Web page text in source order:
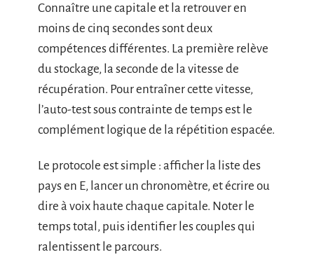
Connaître une capitale et la retrouver en
moins de cinq secondes sont deux
compétences différentes. La première relève
du stockage, la seconde de la vitesse de
récupération. Pour entraîner cette vitesse,
l’auto-test sous contrainte de temps est le
complément logique de la répétition espacée.
Le protocole est simple : afficher la liste des
pays en E, lancer un chronomètre, et écrire ou
dire à voix haute chaque capitale. Noter le
temps total, puis identifier les couples qui
ralentissent le parcours.